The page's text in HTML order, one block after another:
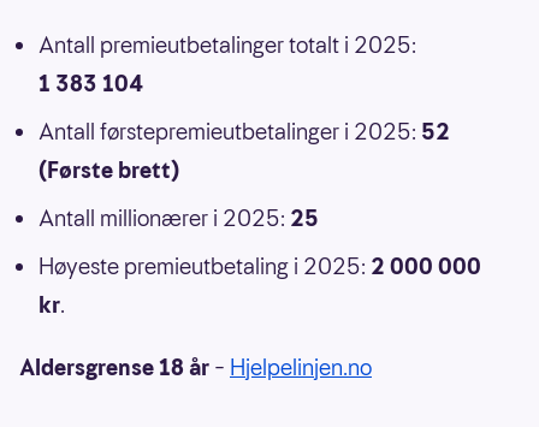
Antall premieutbetalinger totalt i 2025:
1 383 104
Antall førstepremieutbetalinger i 2025: 52
(Første brett)
Antall millionærer i 2025: 25
Høyeste premieutbetaling i 2025: 2 000 000
kr.
Aldersgrense 18 år – Hjelpelinjen.no